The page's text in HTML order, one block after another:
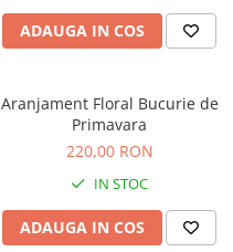
ADAUGA IN COS
Aranjament Floral Bucurie de
Primavara
220,00 RON
IN STOC
ADAUGA IN COS